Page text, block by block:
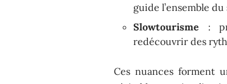
guide l’ensemble
Slowtourisme :
redécouvrir des
Ces nuances forment